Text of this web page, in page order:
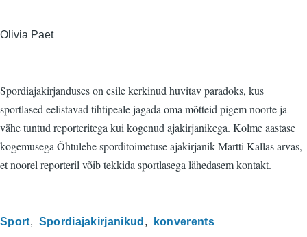
Olivia Paet
Spordiajakirjanduses on esile kerkinud huvitav paradoks, kus
sportlased eelistavad tihtipeale jagada oma mõtteid pigem noorte ja
vähe tuntud reporteritega kui kogenud ajakirjanikega. Kolme aastase
kogemusega Õhtulehe sporditoimetuse ajakirjanik Martti Kallas arvas,
et noorel reporteril võib tekkida sportlasega lähedasem kontakt.
Sport Spordiajakirjanikud konverents